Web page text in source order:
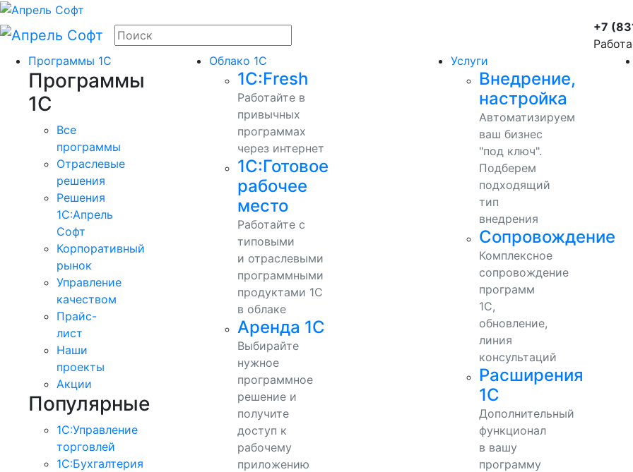
+7
Программы 1С
Программы
1С
Все
программы
Отраслевые
решения
Решения
1C:Апрель
Софт
Корпоративный
рынок
Управление
качеством
Прайс-
лист
Наши
проекты
Акции
Популярные
1С:Управление
торговлей
1С:Бухгалтерия
Облако 1С
1С:Fresh
Работайте в
привычных
программах
через интернет
1С:Готовое
рабочее
место
Работайте с
типовыми
и отраслевыми
программными
продуктами 1С
в облаке
Аренда 1С
Выбирайте
нужное
программное
решение и
получите
доступ к
рабочему
приложению
Услуги
Внедрение,
настройка
Автоматизируем
ваш бизнес
"под ключ".
Подберем
подходящий
тип
внедрения
Сопровождение
Комплексное
сопровождение
программ
1С,
обновление,
линия
консультаций
Расширения
1С
Дополнительный
функционал
в вашу
программу